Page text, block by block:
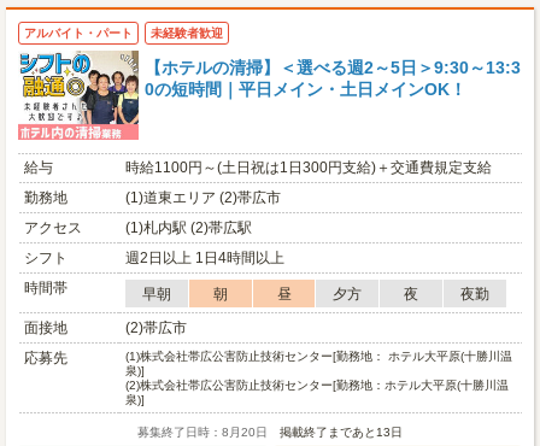
アルバイト・パート 未経験者歓迎
【ホテルの清掃】＜選べる週2～5日＞9:30～13:3
0の短時間｜平日メイン・土日メインOK！
給与
時給1100円～(土日祝は1日300円支給)＋交通費規定支給
勤務地
(1)道東エリア (2)帯広市
アクセス
(1)札内駅 (2)帯広駅
シフト
週2日以上 1日4時間以上
時間帯
早朝 朝 昼 夕方 夜
夜勤
面接地
(2)帯広市
応募先
(1)株式会社帯広公害防止技術センター[勤務地： ホテル大平原(十勝川温
泉)]
(2)株式会社帯広公害防止技術センター[勤務地：ホテル大平原(十勝川温
泉)]
募集終了日時：8月20日 掲載終了まであと13日